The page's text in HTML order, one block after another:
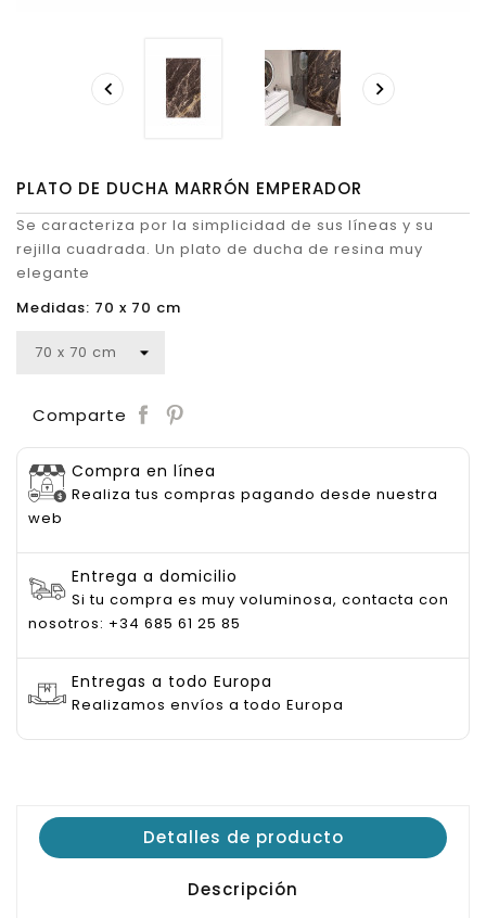
 
PLATO DE DUCHA MARRÓN EMPERADOR
Se caracteriza por la simplicidad de sus líneas y su
rejilla cuadrada. Un plato de ducha de resina muy
elegante
Medidas: 70 x 70 cm
Comparte
Compra en línea
Realiza tus compras pagando desde nuestra
web
Entrega a domicilio
Si tu compra es muy voluminosa, contacta con
nosotros: +34 685 61 25 85
Entregas a todo Europa
Realizamos envíos a todo Europa
Detalles de producto
Descripción